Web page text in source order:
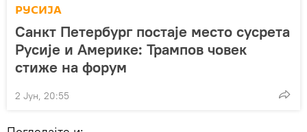
РУСИЈА
Санкт Петербург постаје место сусрета
Русије и Америке: Трампов човек
стиже на форум
2 Јун, 20:55